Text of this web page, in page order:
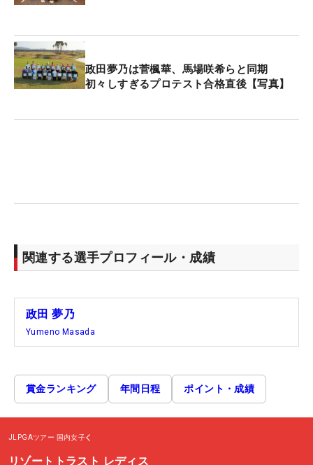
政田夢乃は菅楓華、馬場咲希らと同期
初々しすぎるプロテスト合格直後【写真】
関連する選手プロフィール・成績
政田 夢乃
Yumeno Masada
賞金ランキング 年間日程 ポイント・成績
JLPGAツアー 国内女子
リゾートトラスト レディス